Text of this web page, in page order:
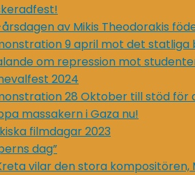
av Mikis Theodorakis
9 april mot det statliga
om repression mot
2024
28 Oktober till stöd för
massakern i Gaza nu!
filmdagar 2023
dag”
vilar den stora kompositören,